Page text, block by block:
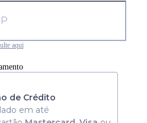
aqui
de Crédito
em até